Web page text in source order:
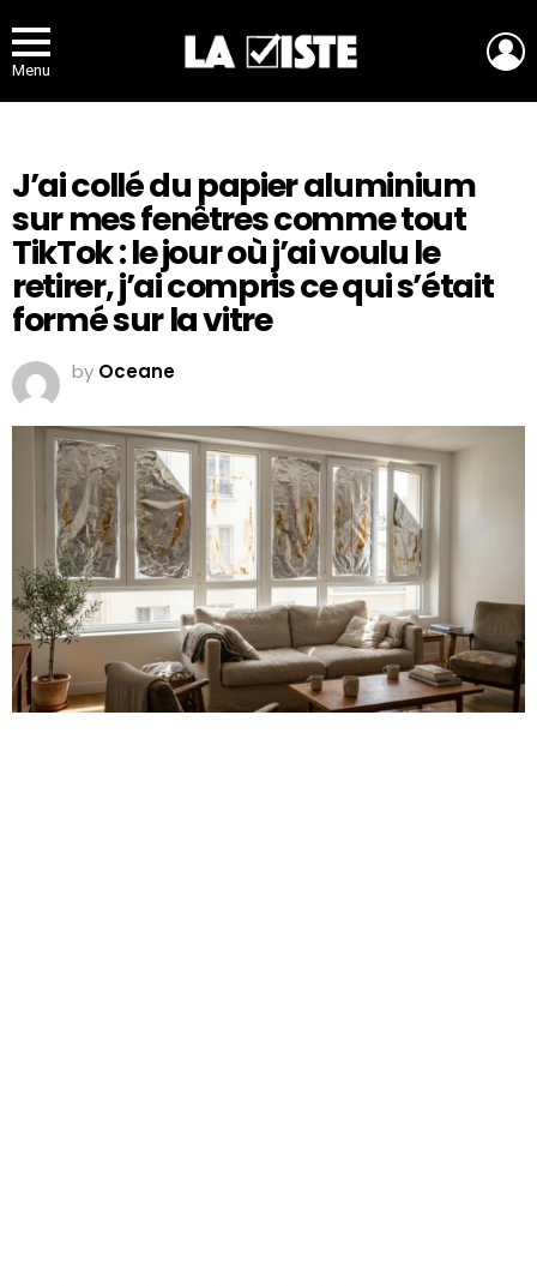
Menu
J’ai collé du papier aluminium
sur mes fenêtres comme tout
TikTok : le jour où j’ai voulu le
retirer, j’ai compris ce qui s’était
formé sur la vitre
by Oceane